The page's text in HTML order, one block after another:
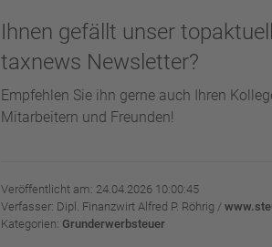
Ihnen gefällt unser
taxnews Newsletter?
Empfehlen Sie ihn gerne auch Ihren
Mitarbeitern und Freunden!
Veröffentlicht am: 24.04.2026 10:00:45
Verfasser: Dipl. Finanzwirt Alfred P. Röhrig /
Kategorien: Grunderwerbsteuer